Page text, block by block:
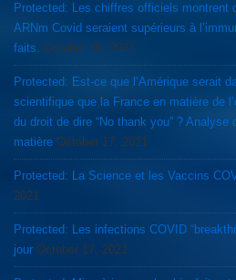
Protected: Les chiffres officiels montrent
ARNm Covid seraient supérieurs à
faits.
October 18, 2021
Protected: Est-ce que l’Amérique serait
scientifique que la France en matière de
du droit de dire “No thank you” ? Analyse
matière October 17, 2021
Protected: La Science et les Vaccins
2021
Protected: Les infections COVID
jour October 17, 2021